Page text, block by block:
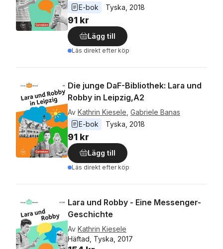
E-bok
Tyska 2018
91 kr
Lägg till
Läs direkt efter köp
Die junge DaF-Bibliothek: Lara und
Robby in Leipzig,A2
Av Kathrin Kiesele Gabriele Banas
E-bok
Tyska 2018
91 kr
Lägg till
Läs direkt efter köp
Lara und Robby - Eine Messenger-
Geschichte
Av Kathrin Kiesele
Häftad, Tyska, 2017